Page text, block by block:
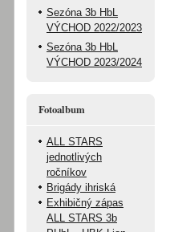
Sezóna 3b HbL
VÝCHOD 2022/2023
Sezóna 3b HbL
VÝCHOD 2023/2024
Fotoalbum
ALL STARS
jednotlivých
ročníkov
Brigády ihriská
Exhibičný zápas
ALL STARS 3b